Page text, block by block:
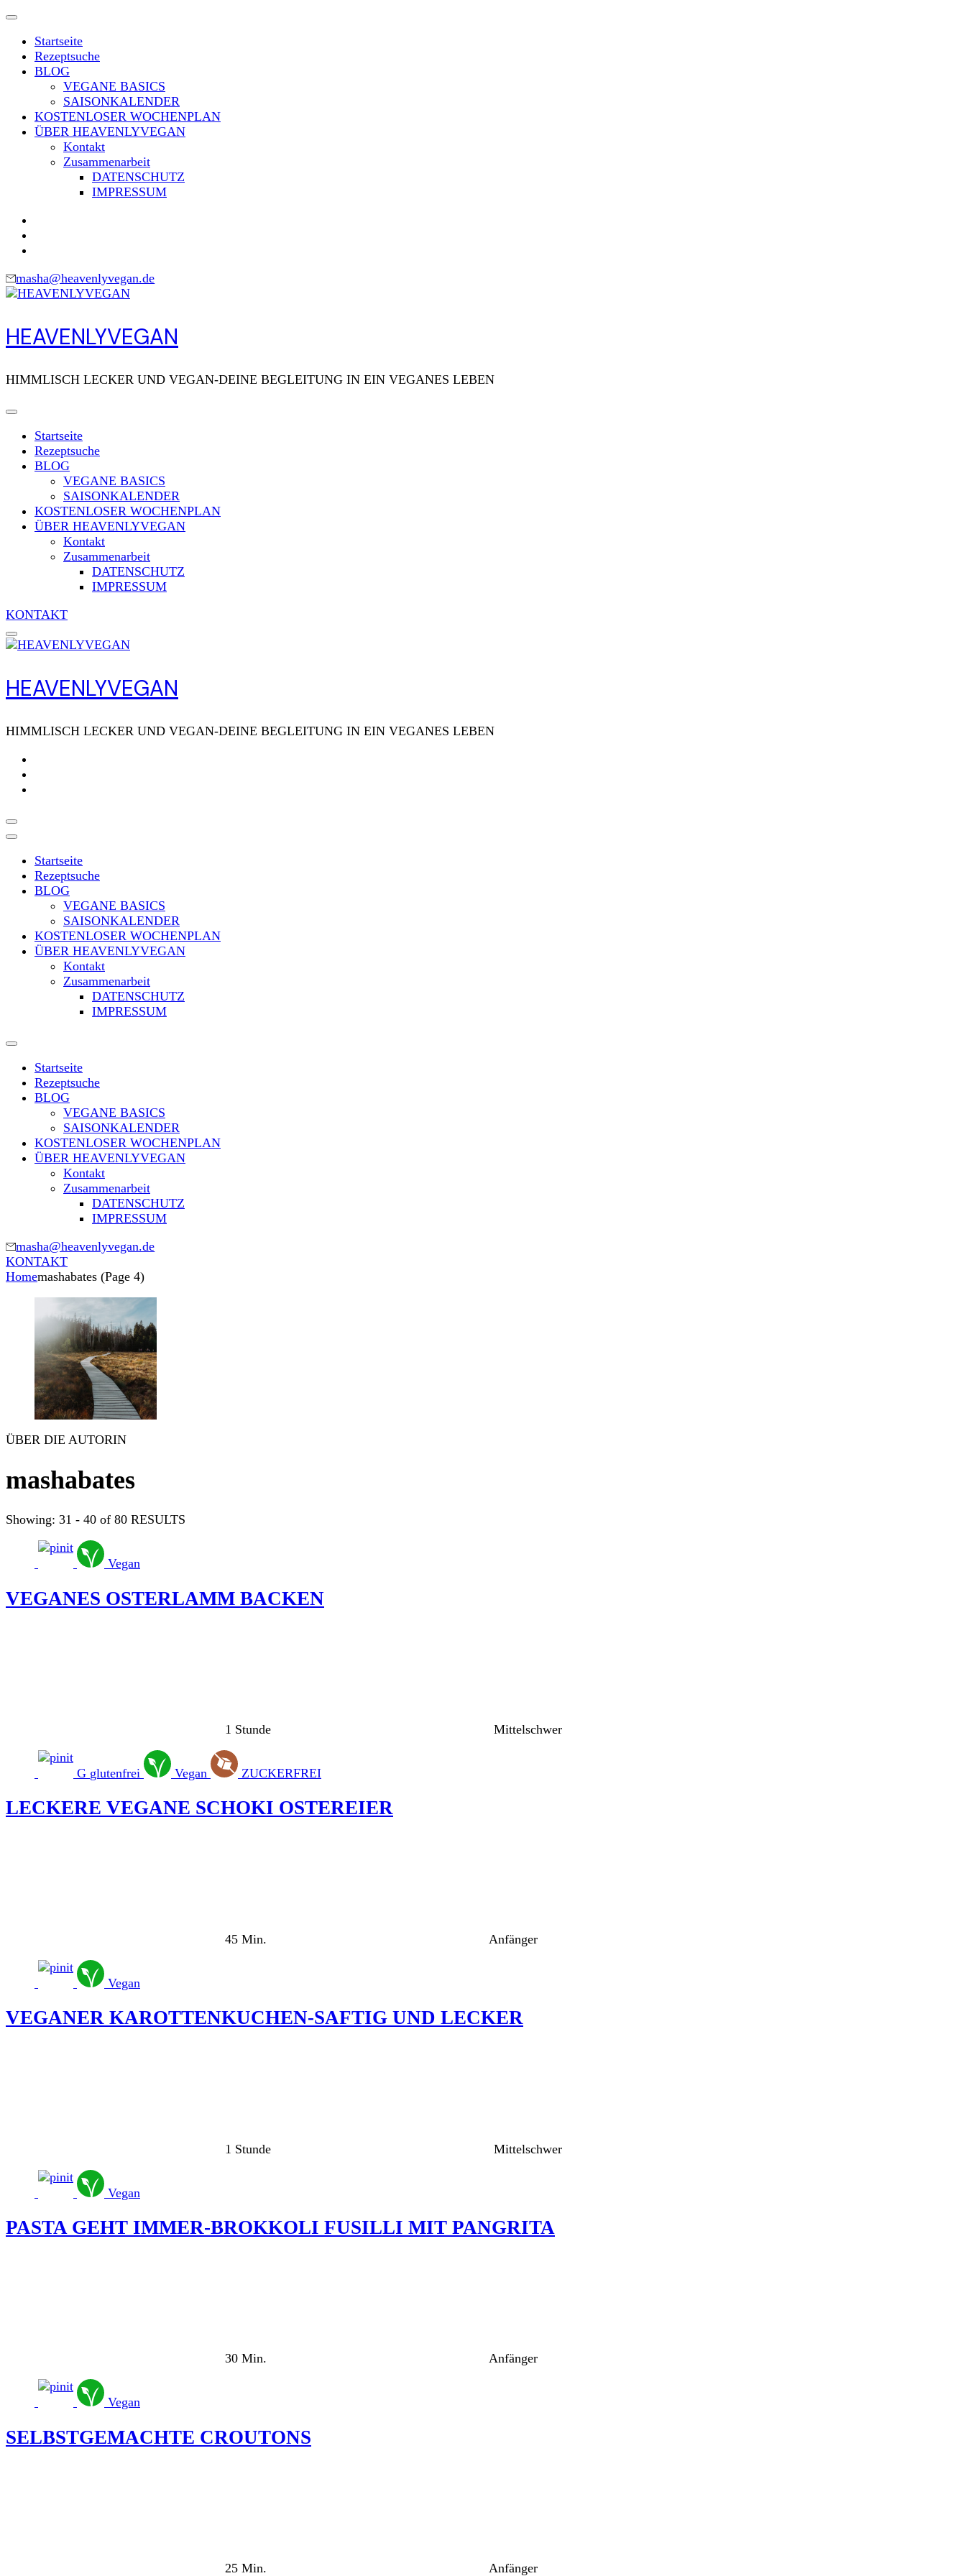
Skip
content
(Press
Enter)
Startseite
Rezeptsuche
BLOG
VEGANE BASICS
SAISONKALENDER
KOSTENLOSER WOCHENPLAN
ÜBER HEAVENLYVEGAN
Kontakt
Zusammenarbeit
DATENSCHUTZ
IMPRESSUM
masha@heavenlyvegan.de
HEAVENLYVEGAN
HIMMLISCH LECKER UND VEGAN-DEINE BEGLEITUNG IN EIN VEGANES LEBEN
Startseite
Rezeptsuche
BLOG
VEGANE BASICS
SAISONKALENDER
KOSTENLOSER WOCHENPLAN
ÜBER HEAVENLYVEGAN
Kontakt
Zusammenarbeit
DATENSCHUTZ
IMPRESSUM
KONTAKT
HEAVENLYVEGAN
HIMMLISCH LECKER UND VEGAN-DEINE BEGLEITUNG IN EIN VEGANES LEBEN
Startseite
Rezeptsuche
BLOG
VEGANE BASICS
SAISONKALENDER
KOSTENLOSER WOCHENPLAN
ÜBER HEAVENLYVEGAN
Kontakt
Zusammenarbeit
DATENSCHUTZ
IMPRESSUM
Startseite
Rezeptsuche
BLOG
VEGANE BASICS
SAISONKALENDER
KOSTENLOSER WOCHENPLAN
ÜBER HEAVENLYVEGAN
Kontakt
Zusammenarbeit
DATENSCHUTZ
IMPRESSUM
masha@heavenlyvegan.de
KONTAKT
Homemashabates (Page 4)
ÜBER DIE AUTORIN
mashabates
Showing: 31 - 40 of 80 RESULTS
Vegan
VEGANES OSTERLAMM BACKEN
1 Stunde Mittelschwer
G glutenfrei Vegan ZUCKERFREI
LECKERE VEGANE SCHOKI OSTEREIER
45 Min. Anfänger
Vegan
VEGANER KAROTTENKUCHEN-SAFTIG UND LECKER
1 Stunde Mittelschwer
Vegan
PASTA GEHT IMMER-BROKKOLI FUSILLI MIT PANGRITA
30 Min. Anfänger
Vegan
SELBSTGEMACHTE CROUTONS
25 Min. Anfänger